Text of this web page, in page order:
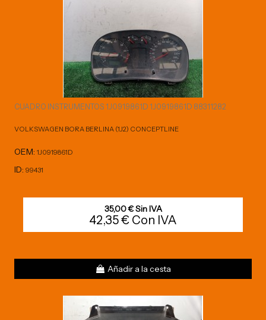
CUADRO INSTRUMENTOS 1J0919861D 1J0919861D 88311282
VOLKSWAGEN BORA BERLINA (1J2) CONCEPTLINE
OEM: 1J0919861D
ID: 99431
35,00 € Sin IVA
42,35 € Con IVA
Añadir a la cesta